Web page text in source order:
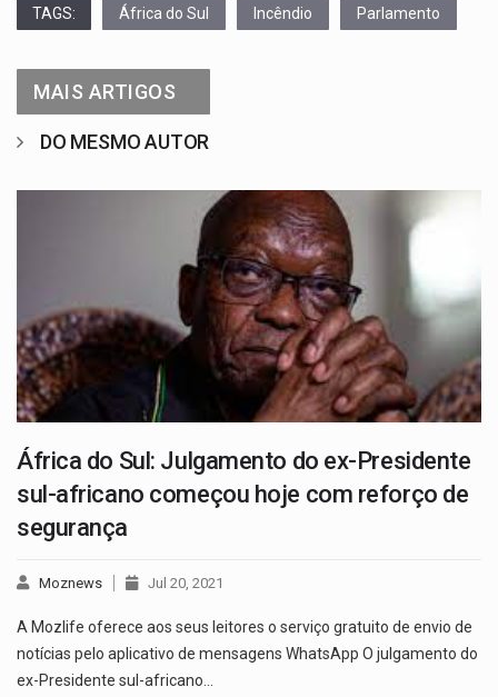
TAGS: África do Sul Incêndio Parlamento
MAIS ARTIGOS
DO MESMO AUTOR
África do Sul: Julgamento do ex-Presidente
sul-africano começou hoje com reforço de
segurança
Moznews Jul 20, 2021
A Mozlife oferece aos seus leitores o serviço gratuito de envio de
notícias pelo aplicativo de mensagens WhatsApp O julgamento do
ex-Presidente sul-africano…